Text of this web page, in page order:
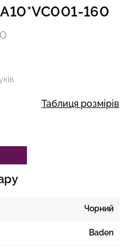
160
Таблиця розмірів
Чорний
Baden